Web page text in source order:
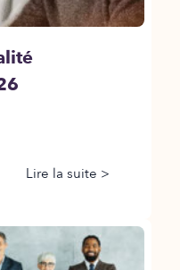
Lire la suite >